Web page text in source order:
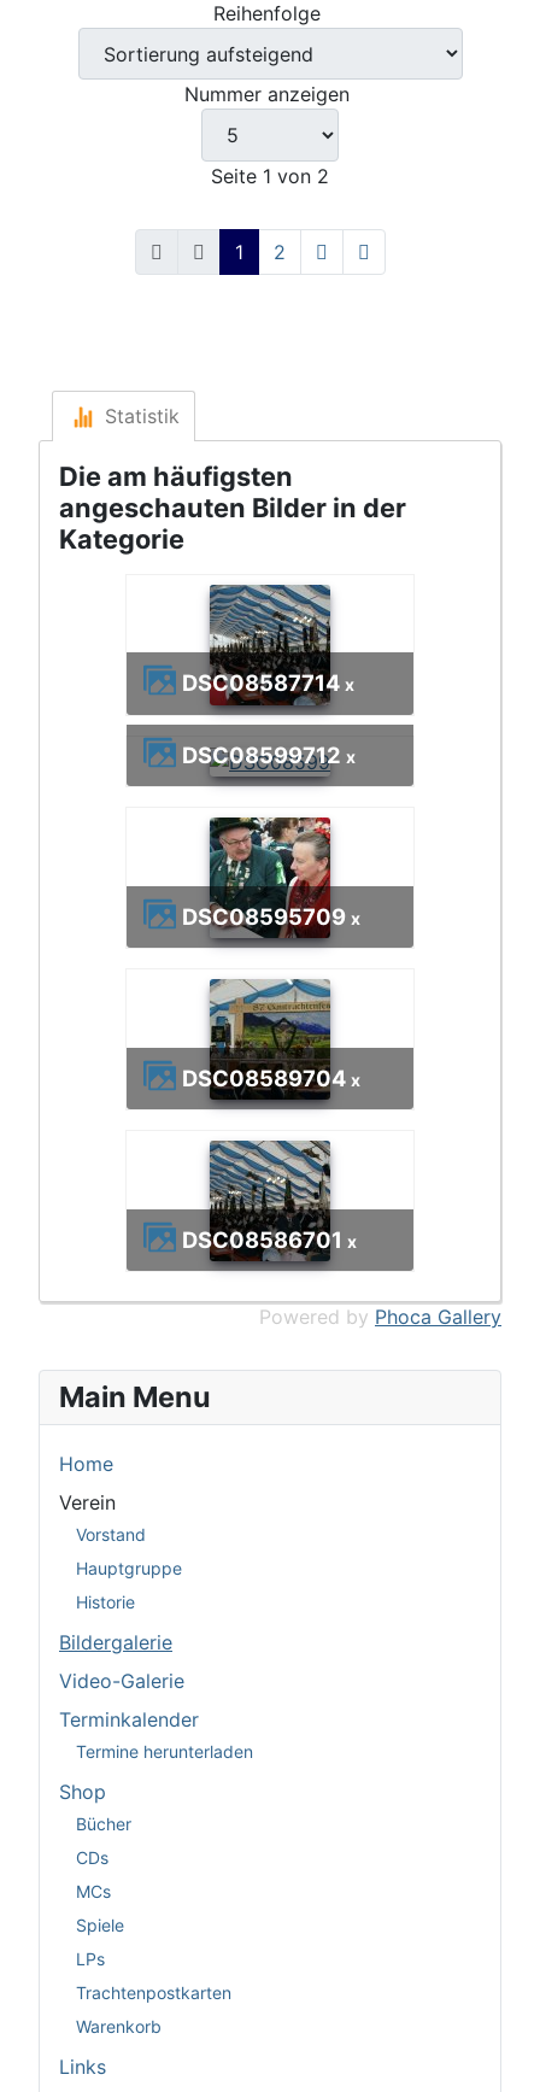
Reihenfolge
Nummer anzeigen
Seite 1 von 2
1 2
Statistik
Die am häufigsten
angeschauten Bilder in der
Kategorie
DSC08587714 x
DSC08599712 x
DSC08595709 x
DSC08589704 x
DSC08586701 x
Powered by Phoca Gallery
Main Menu
Home
Verein
Vorstand
Hauptgruppe
Historie
Bildergalerie
Video-Galerie
Terminkalender
Termine herunterladen
Shop
Bücher
CDs
MCs
Spiele
LPs
Trachtenpostkarten
Warenkorb
Links